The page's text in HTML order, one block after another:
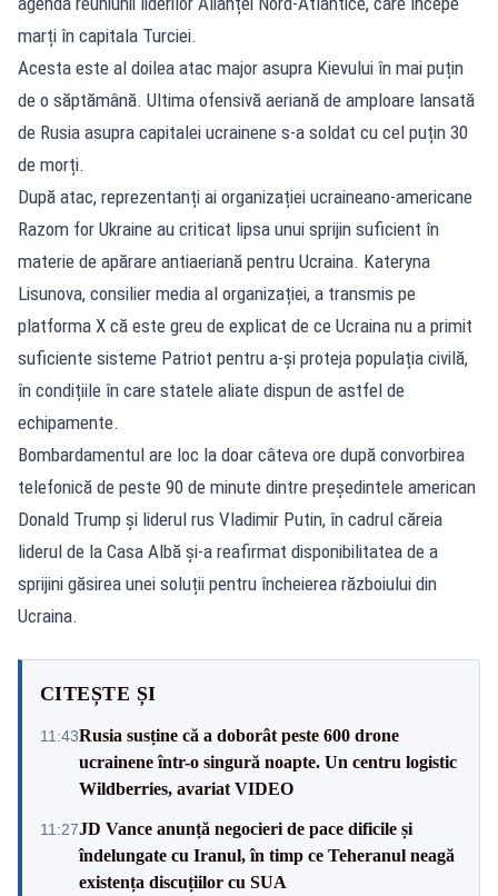
marți în capitala Turciei.
Acesta este al doilea atac major asupra Kievului în mai puțin
de o săptămână. Ultima ofensivă aeriană de amploare lansată
de Rusia asupra capitalei ucrainene s-a soldat cu cel puțin 30
de morți.
După atac, reprezentanți ai organizației ucraineano-americane
Razom for Ukraine au criticat lipsa unui sprijin suficient în
materie de apărare antiaeriană pentru Ucraina. Kateryna
Lisunova, consilier media al organizației, a transmis pe
platforma X că este greu de explicat de ce Ucraina nu a primit
suficiente sisteme Patriot pentru a-și proteja populația civilă,
în condițiile în care statele aliate dispun de astfel de
echipamente.
Bombardamentul are loc la doar câteva ore după convorbirea
telefonică de peste 90 de minute dintre președintele american
Donald Trump și liderul rus Vladimir Putin, în cadrul căreia
liderul de la Casa Albă și-a reafirmat disponibilitatea de a
sprijini găsirea unei soluții pentru încheierea războiului din
Ucraina.
CITEȘTE ȘI
11:43Rusia susține că a doborât peste 600 drone
ucrainene într-o singură noapte. Un centru logistic
Wildberries, avariat VIDEO
11:27JD Vance anunță negocieri de pace dificile și
îndelungate cu Iranul, în timp ce Teheranul neagă
existența discuțiilor cu SUA